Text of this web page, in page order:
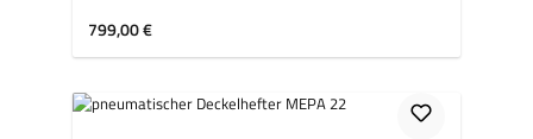
Regulärer Preis:
799,00 €